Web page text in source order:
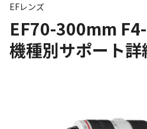
EF70-300mm
機種別サポート詳
EFレンズ